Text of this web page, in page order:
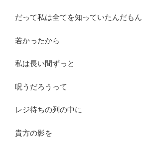
だって私は全てを知っていたんだもん
若かったから
私は長い間ずっと
呪うだろうって
レジ待ちの列の中に
貴方の影を